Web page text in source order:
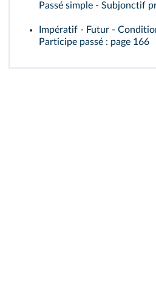
Passé simple - Subjonctif
Impératif - Futur -
Participe passé : page 166